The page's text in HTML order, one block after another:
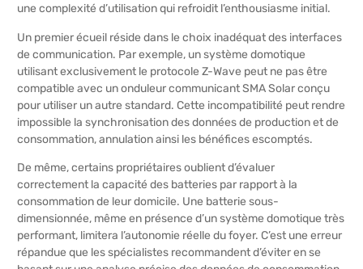
une complexité d’utilisation qui refroidit l’enthousiasme initial.
Un premier écueil réside dans le choix inadéquat des interfaces
de communication. Par exemple, un système domotique
utilisant exclusivement le protocole Z-Wave peut ne pas être
compatible avec un onduleur communicant SMA Solar conçu
pour utiliser un autre standard. Cette incompatibilité peut rendre
impossible la synchronisation des données de production et de
consommation, annulation ainsi les bénéfices escomptés.
De même, certains propriétaires oublient d’évaluer
correctement la capacité des batteries par rapport à la
consommation de leur domicile. Une batterie sous-
dimensionnée, même en présence d’un système domotique très
performant, limitera l’autonomie réelle du foyer. C’est une erreur
répandue que les spécialistes recommandent d’éviter en se